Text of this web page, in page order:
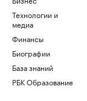
Технологии и
медиа
Финансы
Биографии
База знаний
РБК Образование